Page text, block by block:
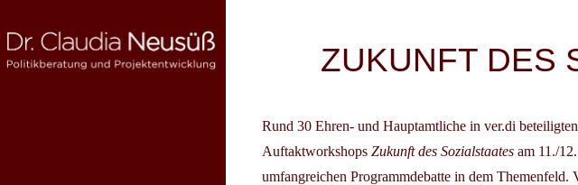
to
content
ZUKUNFT DES
Rund 30 Ehren- und Hauptamtliche in ver.di
Auftaktworkshops Zukunft des Sozialstaates am 11./
umfangreichen Programmdebatte in dem
Beitragsnavigation